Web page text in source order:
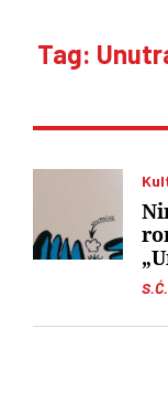
Tag:
S.Ć.